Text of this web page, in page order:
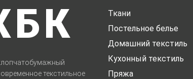
текстильное
Ткани
Постельное белье
Домашний текстиль
Кухонный текстиль
Пряжа